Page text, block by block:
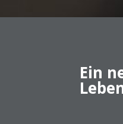
Ein